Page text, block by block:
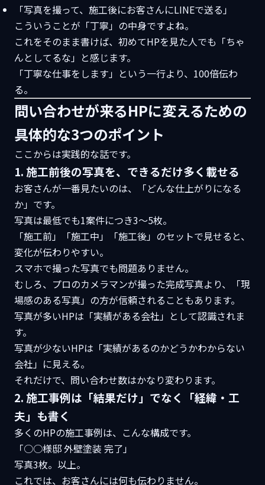
「写真を撮って、施工後にお客さんにLINEで送る」
こういうことが「丁寧」の中身ですよね。
これをそのまま書けば、初めてHPを見た人でも「ちゃ
んとしてるな」と感じます。
「丁寧な仕事をします」という一行より、100倍伝わ
る。
問い合わせが来るHPに変えるための
具体的な3つのポイント
ここからは実践的な話です。
1. 施工前後の写真を、できるだけ多く載せる
お客さんが一番見たいのは、「どんな仕上がりになる
か」です。
写真は最低でも1案件につき3〜5枚。
「施工前」「施工中」「施工後」のセットで見せると、
変化が伝わりやすい。
スマホで撮った写真でも問題ありません。
むしろ、プロのカメラマンが撮った完成写真より、「現
場感のある写真」の方が信頼されることもあります。
写真が多いHPは「実績がある会社」として認識されま
す。
写真が少ないHPは「実績があるのかどうかわからない
会社」に見える。
それだけで、問い合わせ数はかなり変わります。
2. 施工事例は「結果だけ」でなく「経緯・工
夫」も書く
多くのHPの施工事例は、こんな構成です。
「○○様邸 外壁塗装 完了」
写真3枚。以上。
これでは、お客さんには何も伝わりません。